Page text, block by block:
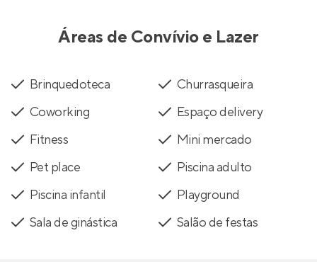
Áreas de Convívio e Lazer
Brinquedoteca
Churrasqueira
Coworking
Espaço delivery
Fitness
Mini mercado
Pet place
Piscina adulto
Piscina infantil
Playground
Sala de ginástica
Salão de festas